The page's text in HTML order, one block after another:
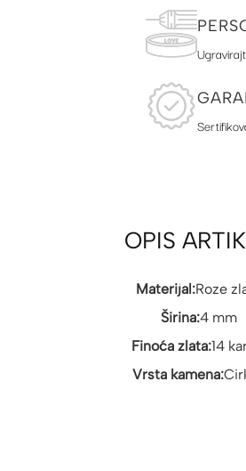
OPIS
Materijal:Roze
Širina:4 mm
Finoća zlata:14
Vrsta kamena: